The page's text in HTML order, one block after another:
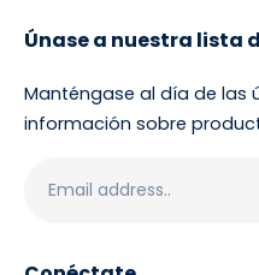
Únase a nuestra lista
Manténgase al día de las
información sobre